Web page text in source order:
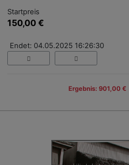
Startpreis
150,00 €
Endet: 04.05.2025 16:26:30
Ergebnis: 901,00 €